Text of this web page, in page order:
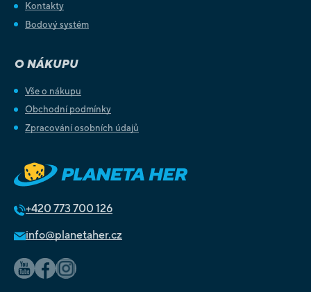
Kontakty
Bodový systém
O NÁKUPU
Vše o nákupu
Obchodní podmínky
Zpracování osobních údajů
+420 773 700 126
info@planetaher.cz